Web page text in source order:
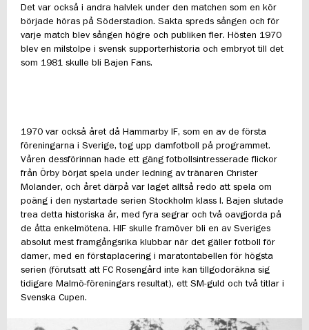
Det var också i andra halvlek under den matchen som en kör
började höras på Söderstadion. Sakta spreds sången och för
varje match blev sången högre och publiken fler. Hösten 1970
blev en milstolpe i svensk supporterhistoria och embryot till det
som 1981 skulle bli Bajen Fans.
1970 var också året då Hammarby IF, som en av de första
föreningarna i Sverige, tog upp damfotboll på programmet.
Våren dessförinnan hade ett gäng fotbollsintresserade flickor
från Örby börjat spela under ledning av tränaren Christer
Molander, och året därpå var laget alltså redo att spela om
poäng i den nystartade serien Stockholm klass I. Bajen slutade
trea detta historiska år, med fyra segrar och två oavgjorda på
de åtta enkelmötena. HIF skulle framöver bli en av Sveriges
absolut mest framgångsrika klubbar när det gäller fotboll för
damer, med en förstaplacering i maratontabellen för högsta
serien (förutsatt att FC Rosengård inte kan tillgodoräkna sig
tidigare Malmö-föreningars resultat), ett SM-guld och två titlar i
Svenska Cupen.